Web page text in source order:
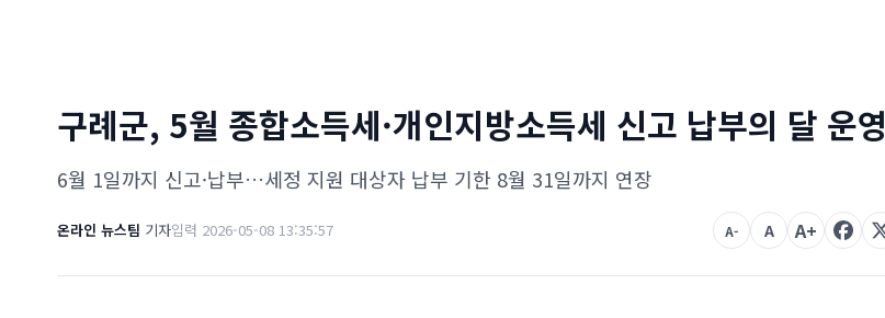
구례군, 5월 종합소득세·개인지방소득세 신고 납부의 달 운영
6월 1일까지 신고·납부…세정 지원 대상자 납부 기한 8월 31일까지 연장
온라인 뉴스팀 기자입력 2026-05-08 13:35:57 A- A A+